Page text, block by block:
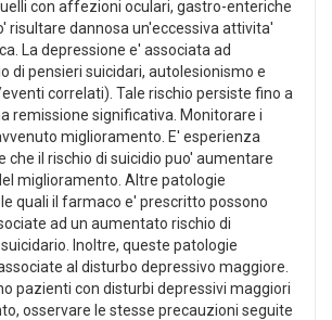
con affezioni oculari, gastro-enteriche
risultare dannosa un'eccessiva attivita'
La depressione e' associata ad
di pensieri suicidari, autolesionismo e
correlati). Tale rischio persiste fino a
remissione significativa. Monitorare i
miglioramento. E' esperienza
che il rischio di suicidio puo' aumentare
miglioramento. Altre patologie
quali il farmaco e' prescritto possono
ad un aumentato rischio di
Inoltre, queste patologie
al disturbo depressivo maggiore.
pazienti con disturbi depressivi maggiori
osservare le stesse precauzioni seguite